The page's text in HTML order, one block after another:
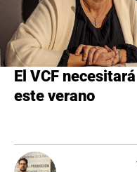
El VCF
este verano